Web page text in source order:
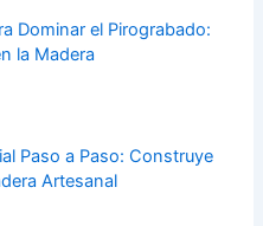
Dominar el Pirograbado:
la Madera
Paso a Paso: Construye
Artesanal